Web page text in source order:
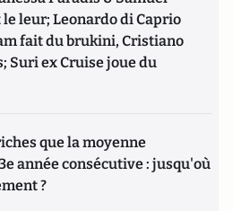
leur; Leonardo di Caprio
fait du brukini, Cristiano
Suri ex Cruise joue du
que la moyenne
année consécutive : jusqu'où
?